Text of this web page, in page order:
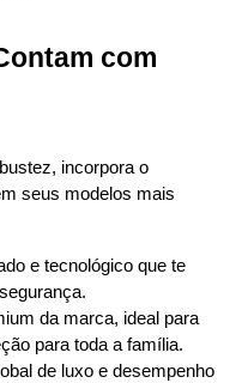
com
seus modelos mais
e tecnológico que te
da marca, ideal para
para toda a família.
de luxo e desempenho